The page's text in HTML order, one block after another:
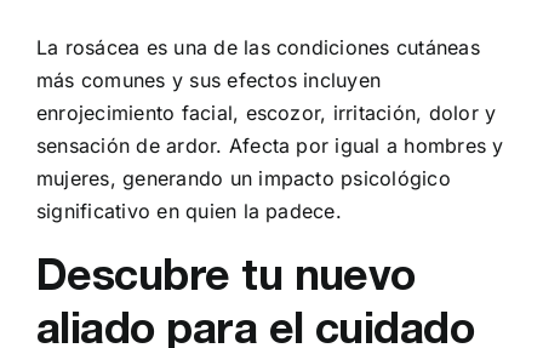
La rosácea es una de las condiciones cutáneas
más comunes y sus efectos incluyen
enrojecimiento facial, escozor, irritación, dolor y
sensación de ardor. Afecta por igual a hombres y
mujeres, generando un impacto psicológico
significativo en quien la padece.
Descubre tu nuevo
aliado para el cuidado